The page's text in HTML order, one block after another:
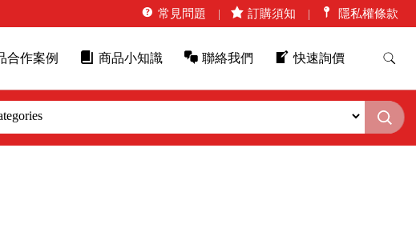
常見問題 訂購須知 隱私權條款
合作案例 商品小知識 聯絡我們 快速詢價